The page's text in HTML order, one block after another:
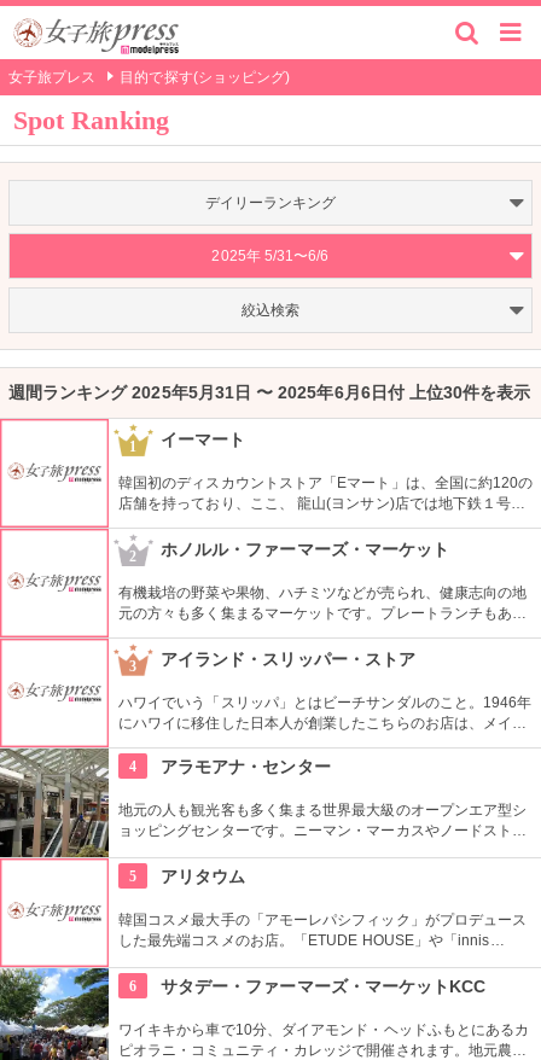
女子旅プレス 目的で探す(ショッピング)
Spot Ranking
デイリーランキング
2025年 5/31〜6/6
絞込検索
週間ランキング 2025年5月31日 〜 2025年6月6日付 上位30件を表示
1 イーマート
韓国初のディスカウントストア「Eマート」は、全国に約120の
店舗を持っており、ここ、 龍山(ヨンサン)店では地下鉄１号線･
国鉄龍山駅に隣接するなどアクセスも良く、デパートや映画館
など様々なエンターテインメントが楽しめる複合ショッピング
モール「Iパークモール」の地下１・２階にある。外国人観光客
に人気の韓国の焼酎や海苔、伝統茶などが現地価格で販売して
いるので土産にぴったり。
2 ホノルル・ファーマーズ・マーケット
有機栽培の野菜や果物、ハチミツなどが売られ、健康志向の地
元の方々も多く集まるマーケットです。プレートランチもあり
ますので、ここでディナーをいただいても楽しいし、何か買い
込んで宿でいただくのもいいですね。
3 アイランド・スリッパー・ストア
ハワイでいう「スリッパ」とはビーチサンダルのこと。1946年
にハワイに移住した日本人が創業したこちらのお店は、メイド
イン・ハワイ、手作りにこだわり続けてきました。一つずつ丁
寧につくられ、「履き心地の良さがバツグン」と評判です。
4 アラモアナ・センター
地元の人も観光客も多く集まる世界最大級のオープンエア型シ
ョッピングセンターです。ニーマン・マーカスやノードストロ
ンドもたくさんあるのも、見逃せませんね。
5 アリタウム
韓国コスメ最大手の「アモーレパシフィック」がプロデュース
した最先端コスメのお店。「ETUDE HOUSE」や「innis
など様々なコスメブランドがここで買える！！
6 サタデー・ファーマーズ・マーケットKCC
ワイキキから車で10分、ダイアモンド・ヘッドふもとにあるカ
ピオラニ・コミュニティ・カレッジで開催されます。地元農家